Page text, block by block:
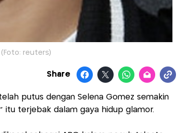
reuters)
Share
putus dengan Selena Gomez semakin
itu terjebak dalam gaya hidup glamor.